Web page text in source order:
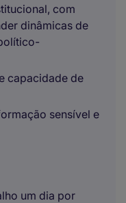
com
dinâmicas de
capacidade de
sensível e
um dia por